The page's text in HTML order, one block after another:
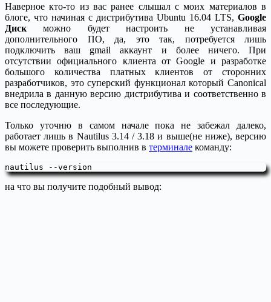
Наверное кто-то из вас ранее слышал с моих материалов в
блоге, что начиная с дистрибутива Ubuntu 16.04 LTS, Google
Диск можно будет настроить не устанавливая
дополнительного ПО, да, это так, потребуется лишь
подключить ваш gmail аккаунт и более ничего. При
отсутствии официального клиента от Google и разработке
большого количества платных клиентов от сторонних
разработчиков, это суперский функционал который Canonical
внедрила в данную версию дистрибутива и соответственно в
все последующие.
Только уточню в самом начале пока не забежал далеко,
работает лишь в Nautilus 3.14 / 3.18 и выше(не ниже), версию
вы можете проверить выполнив в терминале команду:
nautilus --version
на что вы получите подобный вывод: